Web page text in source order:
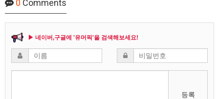
0 Comments
▶ 네이버,구글에 '유머픽'을 검색해보세요!
등록